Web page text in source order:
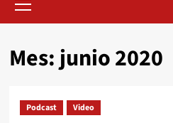
Mes:junio 2020
Podcast Video